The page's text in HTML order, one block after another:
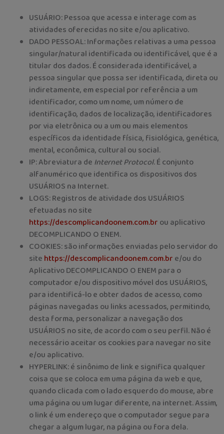
USUÁRIO: Pessoa que acessa e interage com as
atividades oferecidas no site e/ou aplicativo.
DADO PESSOAL: Informações relativas a uma pessoa
singular/natural identificada ou identificável, que é a
titular dos dados. É considerada identificável, a
pessoa singular que possa ser identificada, direta ou
indiretamente, em especial por referência a um
identificador, como um nome, um número de
identificação, dados de localização, identificadores
por via eletrônica ou a um ou mais elementos
específicos da identidade física, fisiológica, genética,
mental, econômica, cultural ou social.
IP: Abreviatura de Internet Protocol. É conjunto
alfanumérico que identifica os dispositivos dos
USUÁRIOS na Internet.
LOGS: Registros de atividade dos USUÁRIOS
efetuadas no site
https://descomplicandoonem.com.br ou aplicativo
DECOMPLICANDO O ENEM.
COOKIES: são informações enviadas pelo servidor do
site https://descomplicandoonem.com.br e/ou do
Aplicativo DECOMPLICANDO O ENEM para o
computador e/ou dispositivo móvel dos USUÁRIOS,
para identificá-lo e obter dados de acesso, como
páginas navegadas ou links acessados, permitindo,
desta forma, personalizar a navegação dos
USUÁRIOS no site, de acordo com o seu perfil. Não é
necessário aceitar os cookies para navegar no site
e/ou aplicativo.
HYPERLINK: é sinônimo de link e significa qualquer
coisa que se coloca em uma página da web e que,
quando clicada com o lado esquerdo do mouse, abre
uma página ou um lugar diferente, na internet. Assim,
o link é um endereço que o computador segue para
chegar a algum lugar, na página ou fora dela.